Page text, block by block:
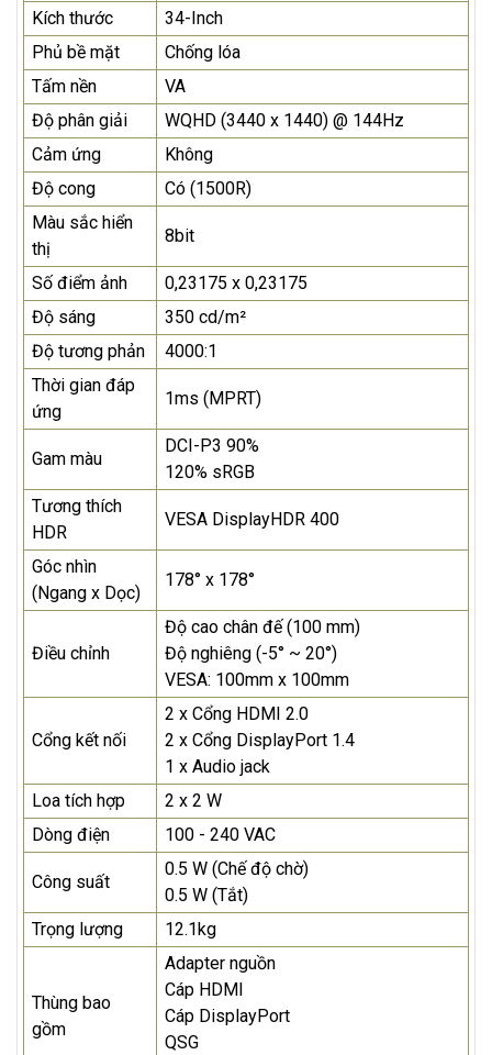
Kích thước
34-Inch
Phủ bề mặt
Chống lóa
Tấm nền
VA
Độ phân giải
WQHD (3440 x 1440) @ 144Hz
Cảm ứng
Không
Độ cong
Có (1500R)
Màu sắc hiển
thị
8bit
Số điểm ảnh
0,23175 x 0,23175
Độ sáng
350 cd/m²
Độ tương phản
4000:1
Thời gian đáp
ứng
1ms (MPRT)
Gam màu
DCI-P3 90%
120% sRGB
Tương thích
HDR
VESA DisplayHDR 400
Góc nhìn
(Ngang x Dọc)
178° x 178°
Điều chỉnh
Độ cao chân đế (100 mm)
Độ nghiêng (-5° ~ 20°)
VESA: 100mm x 100mm
Cổng kết nối
2 x Cổng HDMI 2.0
2 x Cổng DisplayPort 1.4
1 x Audio jack
Loa tích hợp
2 x 2 W
Dòng điện
100 - 240 VAC
Công suất
0.5 W (Chế độ chờ)
0.5 W (Tắt)
Trọng lượng
12.1kg
Thùng bao
gồm
Adapter nguồn
Cáp HDMI
Cáp DisplayPort
QSG